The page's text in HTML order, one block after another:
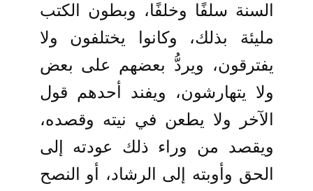
السنة سلفًا وخلفًا، وبطون الكتب
مليئة بذلك، وكانوا يختلفون ولا
يفترقون، ويردُّ بعضهم على بعض
ولا يتهارشون، ويفند أحدهم قول
الآخر ولا يطعن في نيته وقصده،
ويقصد من وراء ذلك عودته إلى
الحق وأوبته إلى الرشاد، أو النصح